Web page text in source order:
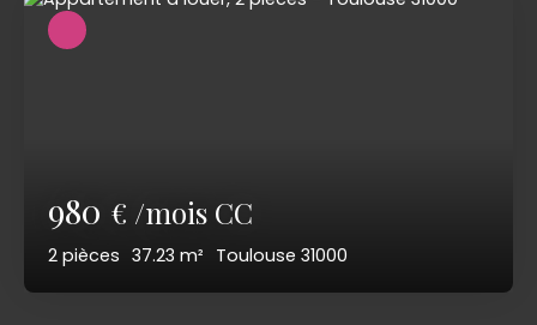
980 € /mois CC
2 pièces 37.23 m² Toulouse 31000